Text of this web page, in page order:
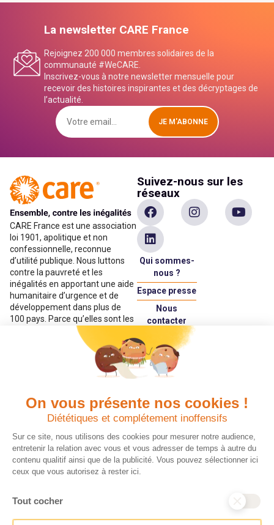
On vous présente nos cookies !
Diététiques et complétement inoffensifs
Sur ce site, nous utilisons des cookies pour mesurer notre audience,
entretenir la relation avec vous et vous adresser de temps à autre du
contenu qualitif ainsi que de la publicité. Vous pouvez sélectionner ici
ceux que vous autorisez à rester ici.
Tout cocher
La newsletter CARE France
Rejoignez 200 000 membres solidaires de la
communauté #WeCARE.
Inscrivez-vous à notre newsletter mensuelle pour
recevoir des histoires inspirantes et des décryptages de
l’actualité.
JE M'ABONNE
CARE France est une association
loi 1901, apolitique et non
confessionnelle, reconnue
d’utilité publique. Nous luttons
contre la pauvreté et les
inégalités en apportant une aide
humanitaire d’urgence et de
développement dans plus de
100 pays. Parce qu’elles sont les
premières victimes des
inégalités, CARE met les
femmes et les filles au cœur de
Suivez-nous sur les
réseaux
Qui sommes-
nous ?
Espace presse
Nous
contacter
Espace
donateur
Quels avantages fiscaux ?
Chaque don effectué à une
association reconnue d’utilité
publique comme CARE, est
déductible jusqu’à 75 % de
l’impôt sur le revenu. Modalités
de déduction, déclaration des
découvrez ce qu’il faut savoir sur
Donner en confiance
Vos dons sont
déductibles à 75 % de
vos impôts. Depuis
plus de 15 ans, CARE
France est une